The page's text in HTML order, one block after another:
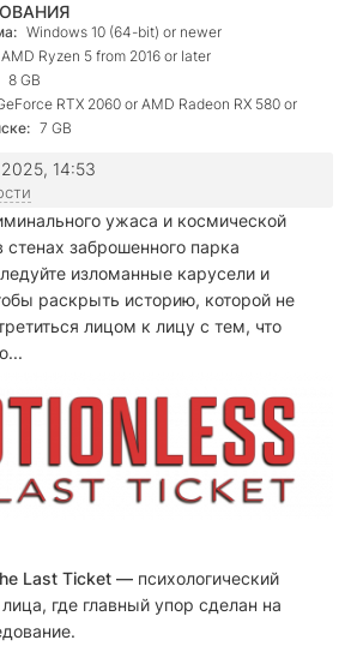
Windows 10 (64-bit) or newer
Ryzen 5 from 2016 or later
8 GB
RTX 2060 or AMD Radeon RX 580 or
7 GB
14:53
ужаса и космической
заброшенного парка
изломанные карусели и
раскрыть историю, которой не
лицом к лицу с тем, что
Last Ticket — психологический
где главный упор сделан на